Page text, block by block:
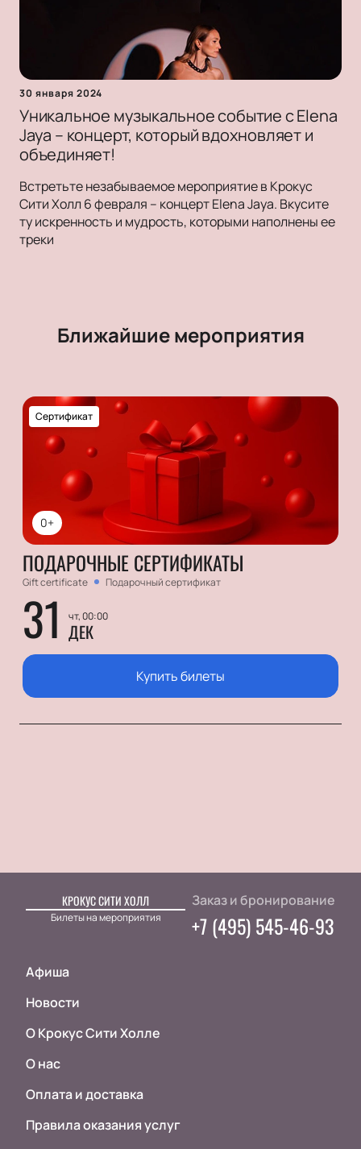
30 января 2024
Уникальное музыкальное событие с Elena
Jaya – концерт, который вдохновляет и
объединяет!
Встретьте незабываемое мероприятие в Крокус
Сити Холл 6 февраля – концерт Elena Jaya. Вкусите
ту искренность и мудрость, которыми наполнены ее
треки
Ближайшие мероприятия
0+
Сертификат
ПОДАРОЧНЫЕ СЕРТИФИКАТЫ
Gift certificate Подарочный сертификат
31 чт, 00:00
ДЕК
Купить билеты
КРОКУС СИТИ ХОЛЛ
Билеты на мероприятия
Афиша
Новости
О Крокус Сити Холле
О нас
Оплата и доставка
Правила оказания услуг
Заказ и бронирование
+7 (495) 545-46-93